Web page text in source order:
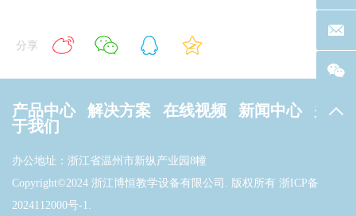
分享
产品中心 解决方案 在线视频 新闻中心
关
于我们
办公地址：浙江省温州市新纵产业园8幢
Copyright©2024 浙江博恒教学设备有限公司. 版权所有 浙ICP备
2024112000号-1.
联系
返回